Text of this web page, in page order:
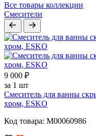
Все товары коллекции
Смесители
9 000 ₽
за 1 шт
Смеситель для ванны
хром, ESKO
Код товара: M00060986